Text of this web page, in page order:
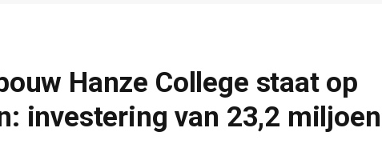
Hanze College staat op
investering van 23,2 miljoen